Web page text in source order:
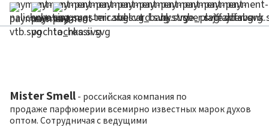
Mister Smell - российская компания по
продаже парфюмерии всемирно известных марок духов
оптом. Сотрудничая с ведущими